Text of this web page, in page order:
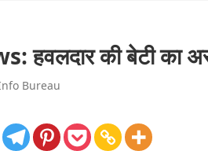
हवलदार की बेटी का
Bureau